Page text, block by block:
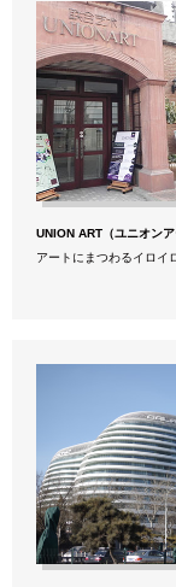
UNION ART（ユニオンア
アートにまつわるイロイ